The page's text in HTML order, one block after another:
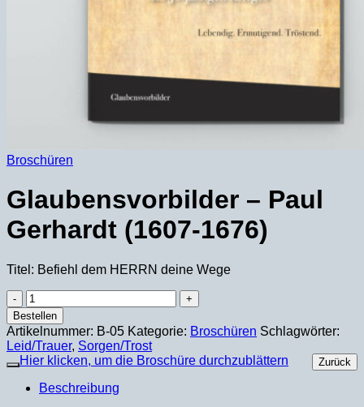
Broschüren
Glaubensvorbilder – Paul
Gerhardt (1607-1676)
Titel: Befiehl dem HERRN deine Wege
Glaubensvorbilder
–
Paul
Gerhardt
(1607-
1676)
Menge
Bestellen
Artikelnummer: B-05 Kategorie: Broschüren Schlagwörter:
Leid/Trauer, Sorgen/Trost
Zurück
Hier klicken, um die Broschüre durchzublättern
Beschreibung